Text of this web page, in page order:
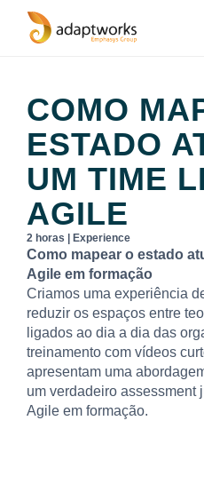
COMO
ESTADO
UM TIME
AGILE
2 horas | Experience
Como mapear o estado
Agile em formação
Criamos uma experiência
reduzir os espaços entre
ligados ao dia a dia das
treinamento com vídeos
apresentam uma
um verdadeiro assessment
Agile em formação.